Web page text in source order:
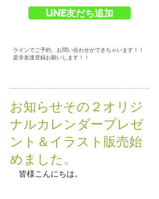
LINE友だち追加
ラインでご予約、お問い合わせができちゃいます！！
是非友達登録お願いします！！
お知らせその２オリジ
ナルカレンダープレゼ
ント＆イラスト販売始
めました。
皆様こんにちは。